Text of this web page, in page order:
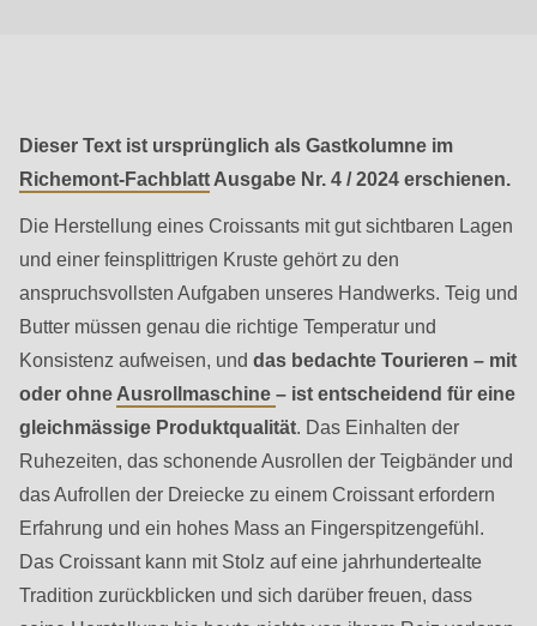
of
type
string
is
deprecated
in
Drupal\rondo_contact\ContactService-
>Drupal\rondo_contact\
{closure}
(line
592
of
modules/custom/rondo_contact/src/ContactService.php
Dieser Text ist ursprünglich als Gastkolumne im
Richemont-Fachblatt Ausgabe Nr. 4 / 2024 erschienen.
Die Herstellung eines Croissants mit gut sichtbaren Lagen
und einer feinsplittrigen Kruste gehört zu den
anspruchsvollsten Aufgaben unseres Handwerks. Teig und
Butter müssen genau die richtige Temperatur und
Konsistenz aufweisen, und das bedachte Tourieren – mit
oder ohne Ausrollmaschine – ist entscheidend für eine
gleichmässige Produktqualität. Das Einhalten der
Ruhezeiten, das schonende Ausrollen der Teigbänder und
das Aufrollen der Dreiecke zu einem Croissant erfordern
Erfahrung und ein hohes Mass an Fingerspitzengefühl.
Das Croissant kann mit Stolz auf eine jahrhundertealte
Tradition zurückblicken und sich darüber freuen, dass